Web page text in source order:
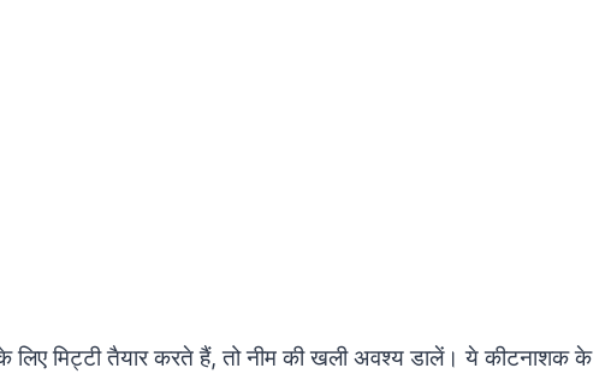
लिए मिट्टी तैयार करते हैं, तो नीम की खली अवश्य डालें। ये कीटनाशक के